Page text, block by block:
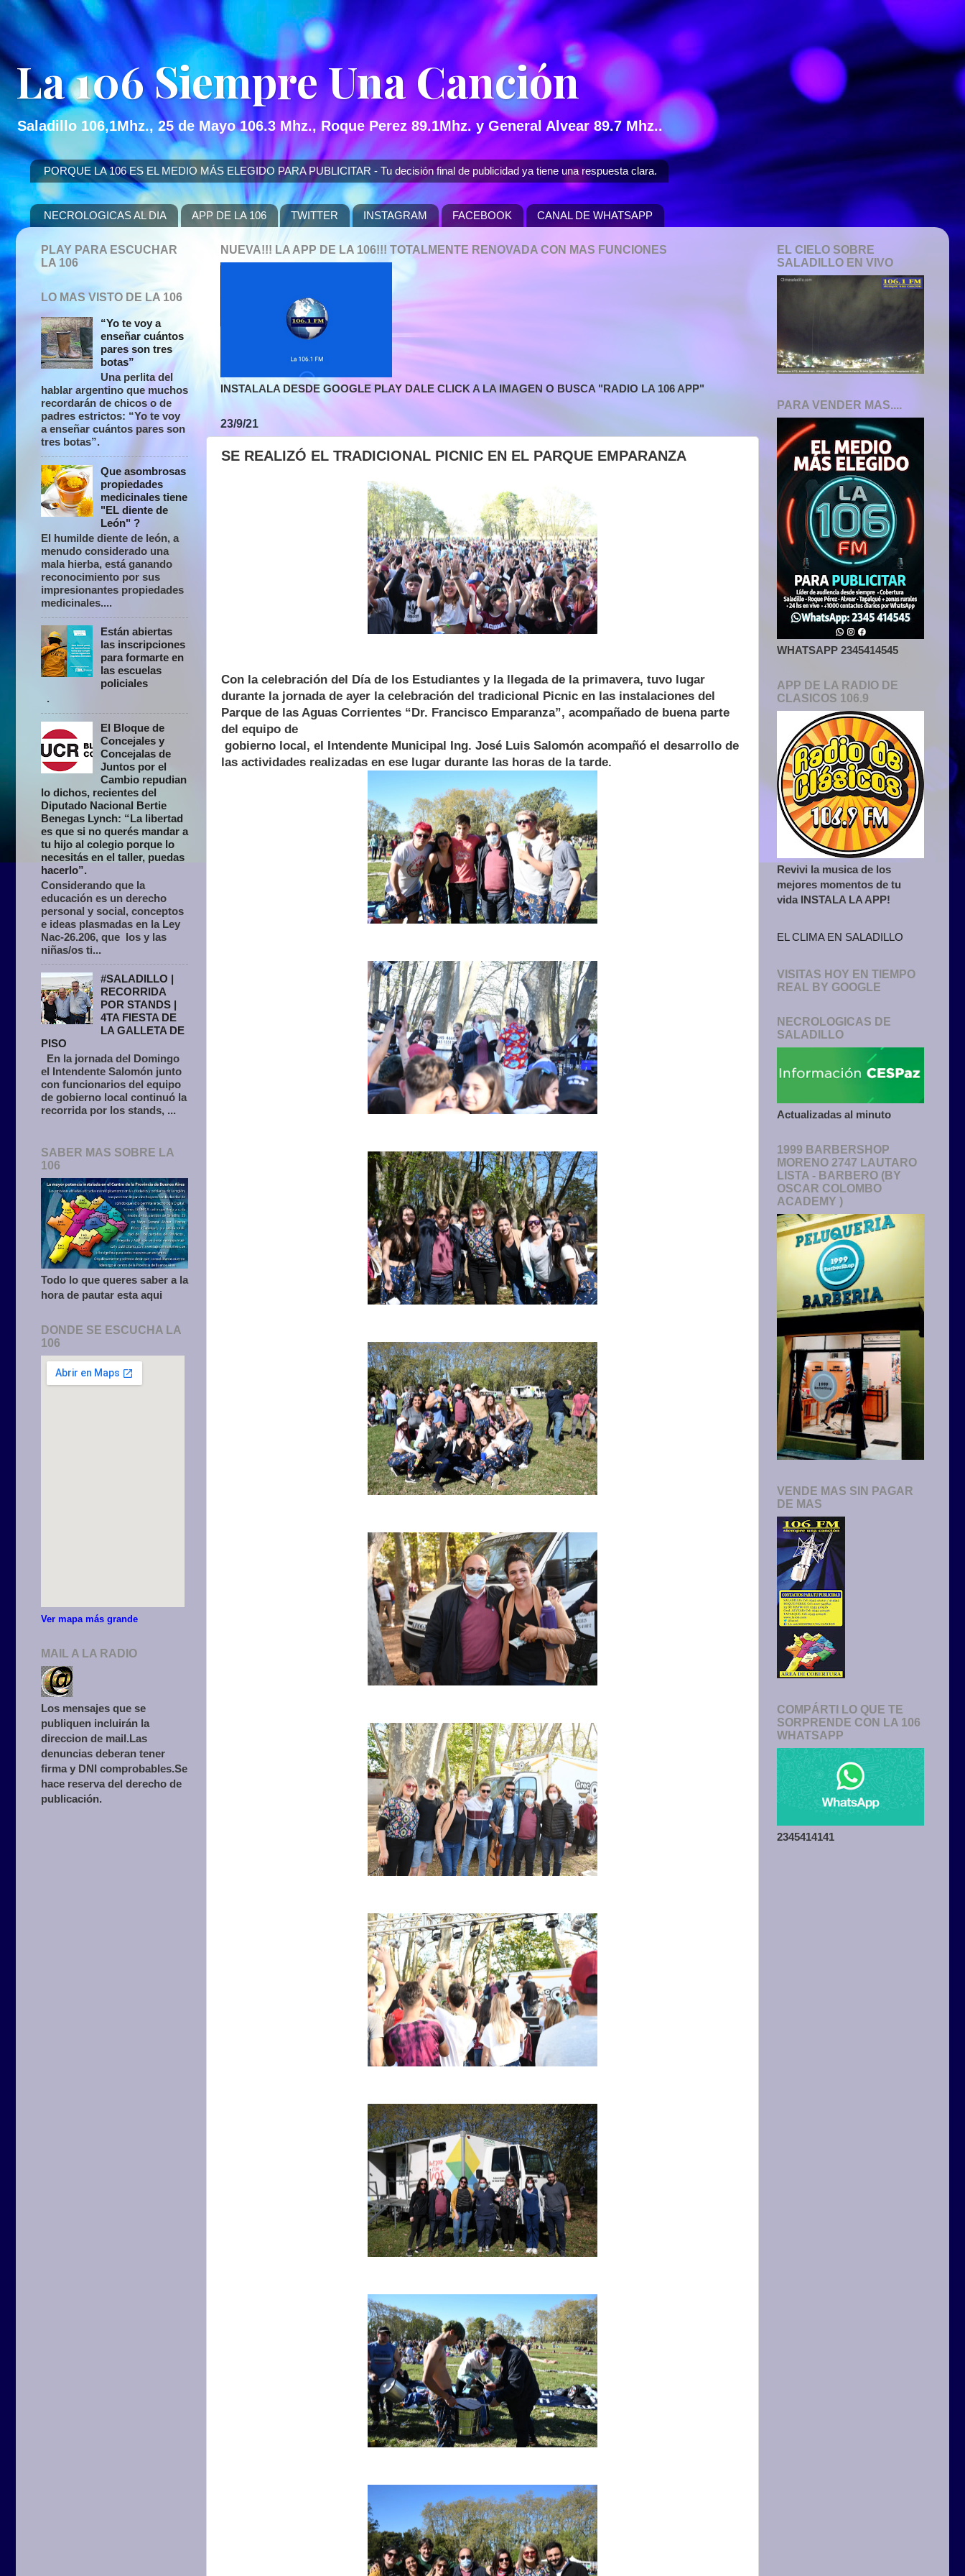
La 106 Siempre Una Canción
Saladillo 106,1Mhz., 25 de Mayo 106.3 Mhz., Roque Perez 89.1Mhz. y General Alvear 89.7 Mhz..
PORQUE LA 106 ES EL MEDIO MÁS ELEGIDO PARA PUBLICITAR - Tu decisión final de publicidad ya tiene una respuesta clara.
NECROLOGICAS AL DIA APP DE LA 106 TWITTER INSTAGRAM FACEBOOK CANAL DE WHATSAPP
NUEVA!!! LA APP DE LA 106!!! TOTALMENTE RENOVADA CON MAS FUNCIONES
INSTALALA DESDE GOOGLE PLAY DALE CLICK A LA IMAGEN O BUSCA "RADIO LA 106 APP"
23/9/21
SE REALIZÓ EL TRADICIONAL PICNIC EN EL PARQUE EMPARANZA
Con la celebración del Día de los Estudiantes y la llegada de la primavera, tuvo lugar
durante la jornada de ayer la celebración del tradicional Picnic en las instalaciones del
Parque de las Aguas Corrientes “Dr. Francisco Emparanza”, acompañado de buena parte
del equipo de
gobierno local, el Intendente Municipal Ing. José Luis Salomón acompañó el desarrollo de
las actividades realizadas en ese lugar durante las horas de la tarde.
PLAY PARA ESCUCHAR
LA 106
LO MAS VISTO DE LA 106
“Yo te voy a
enseñar cuántos
pares son tres
botas”
Una perlita del
hablar argentino que muchos
recordarán de chicos o de
padres estrictos: “Yo te voy
a enseñar cuántos pares son
tres botas”.
Que asombrosas
propiedades
medicinales tiene
"EL diente de
León" ?
El humilde diente de león, a
menudo considerado una
mala hierba, está ganando
reconocimiento por sus
impresionantes propiedades
medicinales....
Están abiertas
las inscripciones
para formarte en
las escuelas
policiales
.
El Bloque de
Concejales y
Concejalas de
Juntos por el
Cambio repudian
lo dichos, recientes del
Diputado Nacional Bertie
Benegas Lynch: “La libertad
es que si no querés mandar a
tu hijo al colegio porque lo
necesitás en el taller, puedas
hacerlo”.
Considerando que la
educación es un derecho
personal y social, conceptos
e ideas plasmadas en la Ley
Nac-26.206, que los y las
niñas/os ti...
#SALADILLO |
RECORRIDA
POR STANDS |
4TA FIESTA DE
LA GALLETA DE
PISO
En la jornada del Domingo
el Intendente Salomón junto
con funcionarios del equipo
de gobierno local continuó la
recorrida por los stands, ...
SABER MAS SOBRE LA
106
Todo lo que queres saber a la
hora de pautar esta aqui
DONDE SE ESCUCHA LA
106
Ver mapa más grande
MAIL A LA RADIO
Los mensajes que se
publiquen incluirán la
direccion de mail.Las
denuncias deberan tener
firma y DNI comprobables.Se
hace reserva del derecho de
publicación.
EL CIELO SOBRE
SALADILLO EN VIVO
PARA VENDER MAS....
WHATSAPP 2345414545
APP DE LA RADIO DE
CLASICOS 106.9
Revivi la musica de los
mejores momentos de tu
vida INSTALA LA APP!
EL CLIMA EN SALADILLO
VISITAS HOY EN TIEMPO
REAL BY GOOGLE
NECROLOGICAS DE
SALADILLO
Actualizadas al minuto
1999 BARBERSHOP
MORENO 2747 LAUTARO
LISTA - BARBERO (BY
OSCAR COLOMBO
ACADEMY )
VENDE MAS SIN PAGAR
DE MAS
COMPÁRTI LO QUE TE
SORPRENDE CON LA 106
WHATSAPP
2345414141